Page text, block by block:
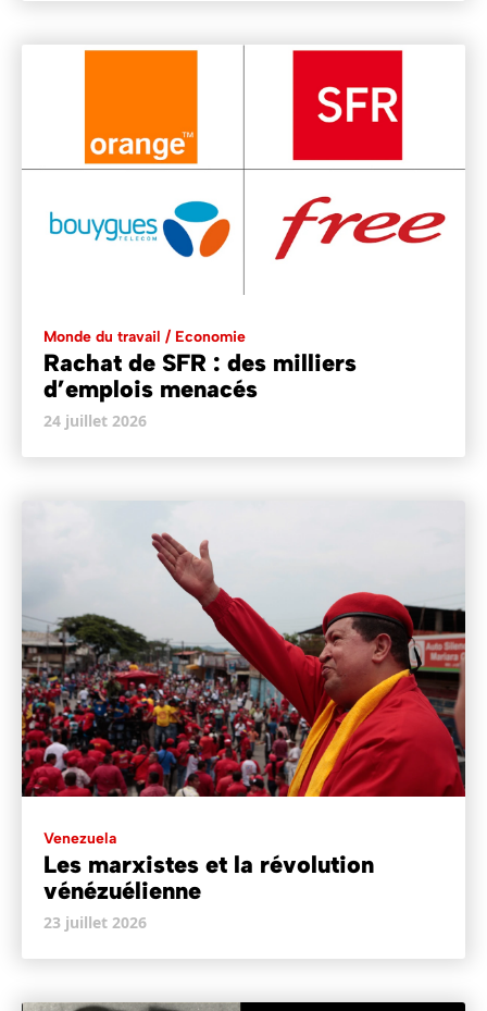
Monde du travail / Economie
Rachat de SFR : des milliers
d’emplois menacés
24 juillet 2026
Venezuela
Les marxistes et la révolution
vénézuélienne
23 juillet 2026